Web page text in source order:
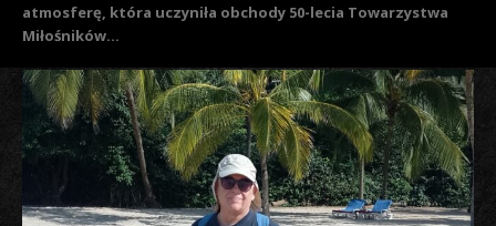
atmosferę, która uczyniła obchody 50-lecia Towarzystwa
Miłośników...